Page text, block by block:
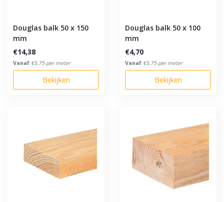
Douglas balk 50 x 150
mm
€14,38
Vanaf €5,75 per meter
Bekijken
Douglas balk 50 x 100
mm
€4,70
Vanaf €5,75 per meter
Bekijken